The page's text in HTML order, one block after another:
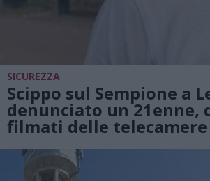
SICUREZZA
Scippo sul Sempione a
denunciato un 21enne,
filmati delle telecamere